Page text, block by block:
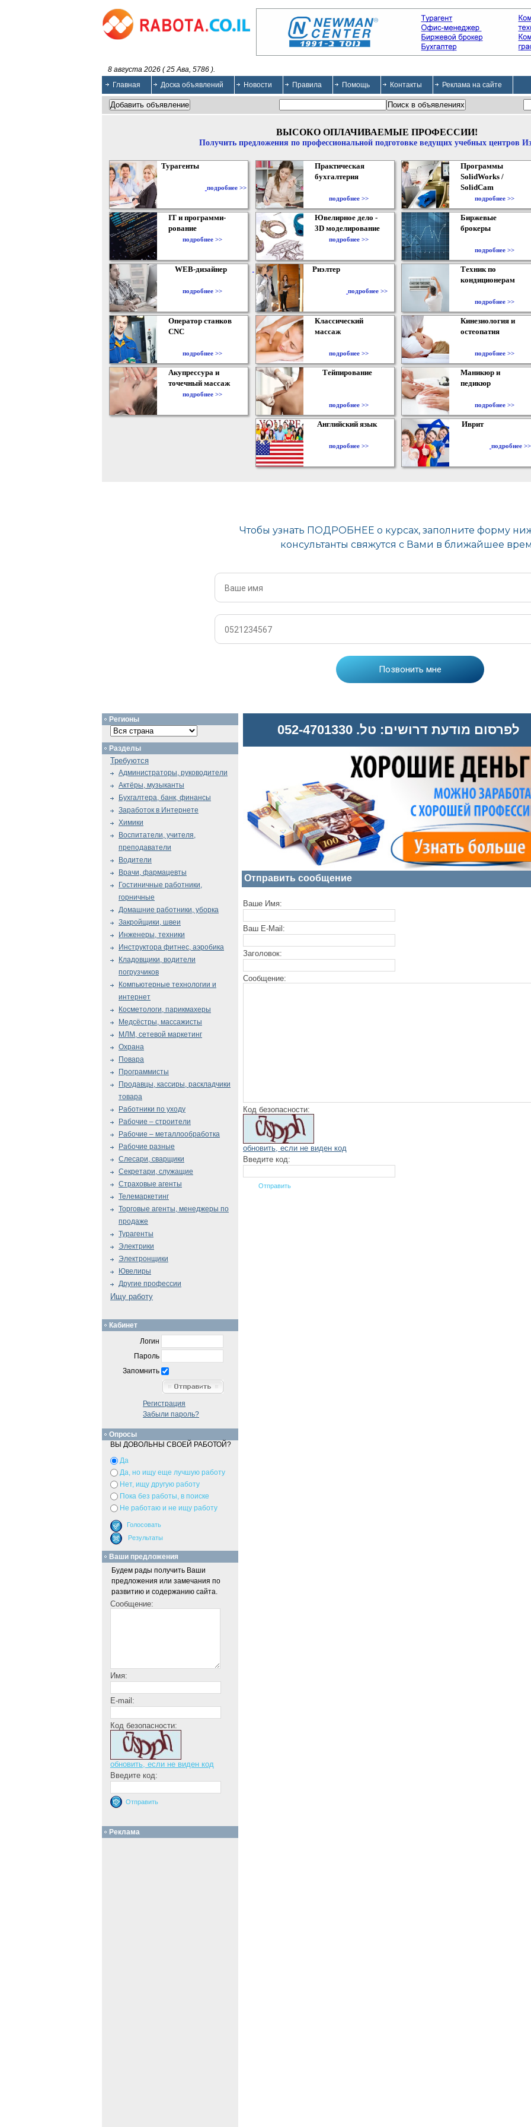
8 августа 2026 ( 25 Ава, 5786 ).
Главная
Доска объявлений Новости Правила Помощь Контакты Реклама на сайте
ВЫСОКО ОПЛАЧИВАЕМЫЕ ПРОФЕССИИ!
Получить предложения по профессиональной подготовке ведущих учебных центров
Турагенты
подробнее >>
Практическая
бухгалтерия
подробнее >>
Программы
SolidWorks /
SolidCam
подробнее >>
IT и программи-
рование
подробнее >>
Ювелирное дело -
3D моделирование
подробнее >>
Биржевые
брокеры
подробнее >>
WEB-дизайнер
подробнее >>
Риэлтер
подробнее >>
Техник по
кондиционерам
подробнее >>
Оператор станков
CNC
подробнее >>
Классический
массаж
подробнее >>
Кинезиология и
остеопатия
подробнее >>
Акупрессура и
точечный массаж
подробнее >>
Тейпирование
подробнее >>
Маникюр и
педикюр
подробнее >>
Английский язык
подробнее >>
Иврит
подробнее >>
לפרסום מודעת דרושים: טל. 052-4701330
Отправить сообщение
Ваше Имя:
Ваш E-Mail:
Заголовок:
Сообщение:
Код безопасности:
обновить, если не виден код
Введите код:
Регионы
Разделы
Требуются
Администраторы, руководители
Актёры, музыканты
Бухгалтера, банк, финансы
Заработок в Интернете
Химики
Воспитатели, учителя,
преподаватели
Водители
Врачи, фармацевты
Гостиничные работники,
горничные
Домашние работники, уборка
Закройщики, швеи
Инженеры, техники
Инструктора фитнес, аэробика
Кладовщики, водители
погрузчиков
Компьютерные технологии и
интернет
Косметологи, парикмахеры
Медсёстры, массажисты
МЛМ, сетевой маркетинг
Охрана
Повара
Программисты
Продавцы, кассиры, раскладчики
товара
Работники по уходу
Рабочие – строители
Рабочие – металлообработка
Рабочие разные
Слесари, сварщики
Секретари, служащие
Страховые агенты
Телемаркетинг
Торговые агенты, менеджеры по
продаже
Турагенты
Электрики
Электронщики
Ювелиры
Другие профессии
Ищу работу
Кабинет
Логин
Пароль
Запомнить
Регистрация
Забыли пароль?
Опросы
ВЫ ДОВОЛЬНЫ СВОЕЙ РАБОТОЙ?
Да
Да, но ищу еще лучшую работу
Нет, ищу другую работу
Пока без работы, в поиске
Не работаю и не ищу работу
Ваши предложения
Будем рады получить Ваши
предложения или замечания по
развитию и содержанию сайта.
Сообщение:
Имя:
E-mail:
Код безопасности:
обновить, если не виден код
Введите код:
Реклама